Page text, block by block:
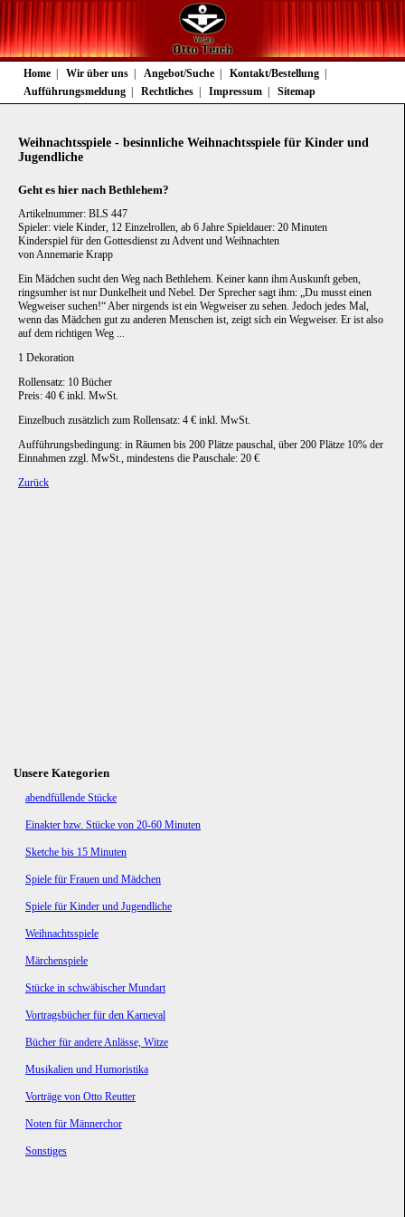
Navigation
überspringen
Home Wir über uns Angebot/Suche
Kontakt/Bestellung
Aufführungsmeldung
Rechtliches Impressum Sitemap
Weihnachtsspiele - besinnliche Weihnachtsspiele für Kinder und
Jugendliche
Geht es hier nach Bethlehem?
Artikelnummer: BLS 447
Spieler: viele Kinder, 12 Einzelrollen, ab 6 Jahre Spieldauer: 20 Minuten
Kinderspiel für den Gottesdienst zu Advent und Weihnachten
von Annemarie Krapp
Ein Mädchen sucht den Weg nach Bethlehem. Keiner kann ihm Auskunft geben,
ringsumher ist nur Dunkelheit und Nebel. Der Sprecher sagt ihm: „Du musst einen
Wegweiser suchen!“ Aber nirgends ist ein Wegweiser zu sehen. Jedoch jedes Mal,
wenn das Mädchen gut zu anderen Menschen ist, zeigt sich ein Wegweiser. Er ist also
auf dem richtigen Weg ...
1 Dekoration
Rollensatz: 10 Bücher
Preis: 40 € inkl. MwSt.
Einzelbuch zusätzlich zum Rollensatz: 4 € inkl. MwSt.
Aufführungsbedingung: in Räumen bis 200 Plätze pauschal, über 200 Plätze 10% der
Einnahmen zzgl. MwSt., mindestens die Pauschale: 20 €
Zurück
Unsere Kategorien
Navigation
abendfüllende Stücke
Einakter bzw. Stücke von 20-60 Minuten
Sketche bis 15 Minuten
Spiele für Frauen und Mädchen
Spiele für Kinder und Jugendliche
Weihnachtsspiele
Märchenspiele
Stücke in schwäbischer Mundart
Vortragsbücher für den Karneval
Bücher für andere Anlässe, Witze
Musikalien und Humoristika
Vorträge von Otto Reutter
Noten für Männerchor
Sonstiges